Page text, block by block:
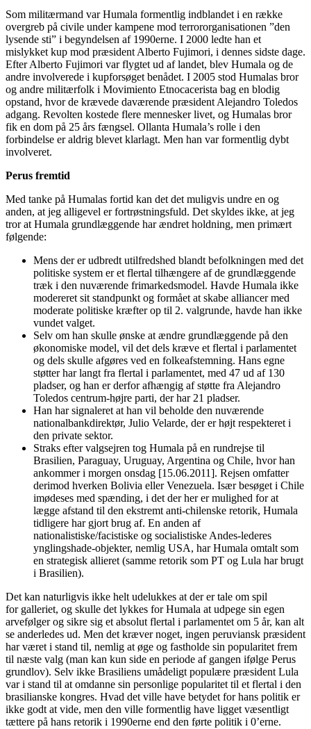
Som militærmand var Humala formentlig indblandet i en række
overgreb på civile under kampene mod terrororganisationen ”den
lysende sti” i begyndelsen af 1990erne. I 2000 ledte han et
mislykket kup mod præsident Alberto Fujimori, i dennes sidste dage.
Efter Alberto Fujimori var flygtet ud af landet, blev Humala og de
andre involverede i kupforsøget benådet. I 2005 stod Humalas bror
og andre militærfolk i Movimiento Etnocacerista bag en blodig
opstand, hvor de krævede daværende præsident Alejandro Toledos
adgang. Revolten kostede flere mennesker livet, og Humalas bror
fik en dom på 25 års fængsel. Ollanta Humala’s rolle i den
forbindelse er aldrig blevet klarlagt. Men han var formentlig dybt
involveret.
Perus fremtid
Med tanke på Humalas fortid kan det det muligvis undre en og
anden, at jeg alligevel er fortrøstningsfuld. Det skyldes ikke, at jeg
tror at Humala grundlæggende har ændret holdning, men primært
følgende:
Mens der er udbredt utilfredshed blandt befolkningen med det
politiske system er et flertal tilhængere af de grundlæggende
træk i den nuværende frimarkedsmodel. Havde Humala ikke
modereret sit standpunkt og formået at skabe alliancer med
moderate politiske kræfter op til 2. valgrunde, havde han ikke
vundet valget.
Selv om han skulle ønske at ændre grundlæggende på den
økonomiske model, vil det dels kræve et flertal i parlamentet
og dels skulle afgøres ved en folkeafstemning. Hans egne
støtter har langt fra flertal i parlamentet, med 47 ud af 130
pladser, og han er derfor afhængig af støtte fra Alejandro
Toledos centrum-højre parti, der har 21 pladser.
Han har signaleret at han vil beholde den nuværende
nationalbankdirektør, Julio Velarde, der er højt respekteret i
den private sektor.
Straks efter valgsejren tog Humala på en rundrejse til
Brasilien, Paraguay, Uruguay, Argentina og Chile, hvor han
ankommer i morgen onsdag [15.06.2011]. Rejsen omfatter
derimod hverken Bolivia eller Venezuela. Især besøget i Chile
imødeses med spænding, i det der her er mulighed for at
lægge afstand til den ekstremt anti-chilenske retorik, Humala
tidligere har gjort brug af. En anden af
nationalistiske/facistiske og socialistiske Andes-lederes
ynglingshade-objekter, nemlig USA, har Humala omtalt som
en strategisk allieret (samme retorik som PT og Lula har brugt
i Brasilien).
Det kan naturligvis ikke helt udelukkes at der er tale om spil
for galleriet, og skulle det lykkes for Humala at udpege sin egen
arvefølger og sikre sig et absolut flertal i parlamentet om 5 år, kan alt
se anderledes ud. Men det kræver noget, ingen peruviansk præsident
har været i stand til, nemlig at øge og fastholde sin popularitet frem
til næste valg (man kan kun side en periode af gangen ifølge Perus
grundlov). Selv ikke Brasiliens umådeligt populære præsident Lula
var i stand til at omdanne sin personlige popularitet til et flertal i den
brasilianske kongres. Hvad det ville have betydet for hans politik er
ikke godt at vide, men den ville formentlig have ligget væsentligt
tættere på hans retorik i 1990erne end den førte politik i 0’erne.